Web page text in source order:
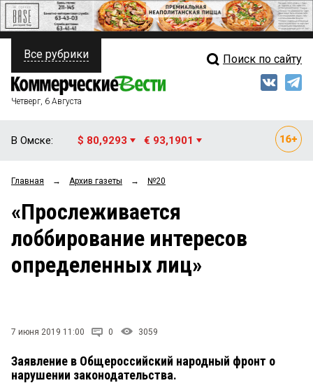
ПОЛИТИКА
ФИНАНСЫ
ОБЩЕСТВО
ЗАКОН
НОВОСТИ КОМПАНИЙ
Свежий выпуск
Блоги
Архив
Все рубрики Поиск по сайту
Четверг, 6 Августа
В Омске: $ 80,9293 € 93,1901
Главная → Архив газеты → №20
«Прослеживается
лоббирование интересов
определенных лиц»
7 июня 2019 11:00 0 3059
Заявление в Общероссийский народный фронт о
нарушении законодательства.